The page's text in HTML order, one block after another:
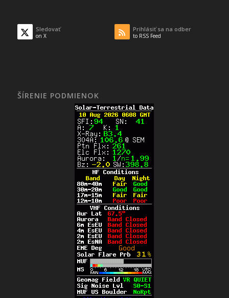
Sledovať
on X
Prihlásiť sa na odber
to RSS Feed
ŠÍRENIE PODMIENOK